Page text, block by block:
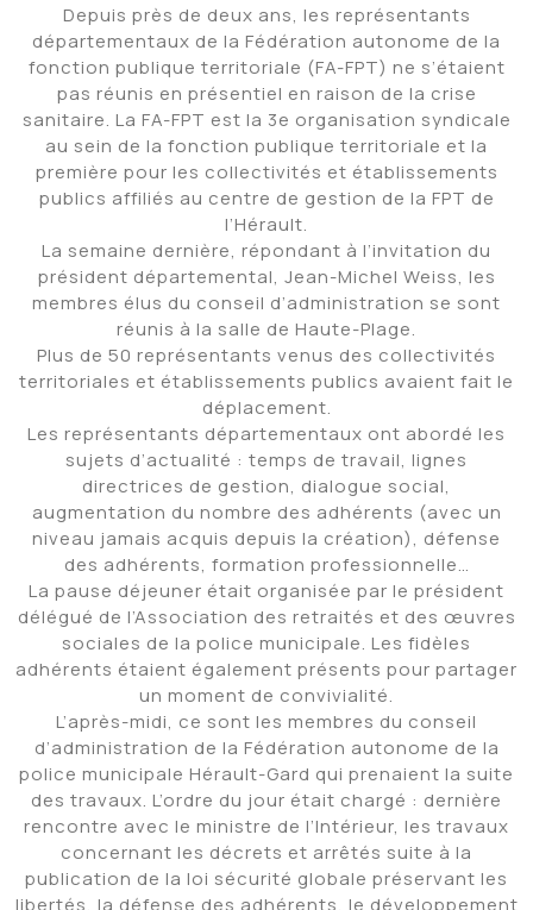
Depuis près de deux ans, les représentants
départementaux de la Fédération autonome de la
fonction publique territoriale (FA-FPT) ne s’étaient
pas réunis en présentiel en raison de la crise
sanitaire. La FA-FPT est la 3e organisation syndicale
au sein de la fonction publique territoriale et la
première pour les collectivités et établissements
publics affiliés au centre de gestion de la FPT de
l’Hérault.
La semaine dernière, répondant à l’invitation du
président départemental, Jean-Michel Weiss, les
membres élus du conseil d’administration se sont
réunis à la salle de Haute-Plage.
Plus de 50 représentants venus des collectivités
territoriales et établissements publics avaient fait le
déplacement.
Les représentants départementaux ont abordé les
sujets d’actualité : temps de travail, lignes
directrices de gestion, dialogue social,
augmentation du nombre des adhérents (avec un
niveau jamais acquis depuis la création), défense
des adhérents, formation professionnelle…
La pause déjeuner était organisée par le président
délégué de l’Association des retraités et des œuvres
sociales de la police municipale. Les fidèles
adhérents étaient également présents pour partager
un moment de convivialité.
L’après-midi, ce sont les membres du conseil
d’administration de la Fédération autonome de la
police municipale Hérault-Gard qui prenaient la suite
des travaux. L’ordre du jour était chargé : dernière
rencontre avec le ministre de l’Intérieur, les travaux
concernant les décrets et arrêtés suite à la
publication de la loi sécurité globale préservant les
libertés, la défense des adhérents, le développement